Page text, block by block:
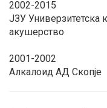
2002-2015
ЈЗУ Универзитетска
акушерство
2001-2002
Алкалоид АД Скопје